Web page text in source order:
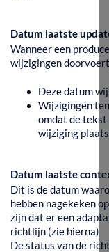
Datum laatste
Wanneer een
wijzigingen
Deze datum
Wijzigingen
omdat de tekst
wijziging
Datum laatste
Dit is de datum
hebben nagekeken
zijn dat er een
richtlijn (zie hierna)
De status van de